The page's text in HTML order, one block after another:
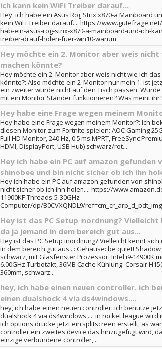
ich kann kein WiFi Treiber darauf...
Hey, ich habe ein Asus Rog Strix x870-a Mainboard
kein WiFi Treiber darauf...: https://
hab-ein-asus-rog-strix-x870-a-mainboard-und-ich-
treiber-drauf-holen-fuer-win10-warum
Hey möchte ein 2. Monitor aber weis nicht
machen könnte?
Hey möchte ein 2. Monitor aber weis nicht wie ich
könnte?: Also möchte ein 2. Monitor nur mein 1. ist
ein zweiter würde nicht auf den Tisch passen.
mit ein Monitor Ständer funktionieren? Was meint
Hey habe eine Frage wegen meinem
Hey habe eine Frage wegen meinem Monitor?: Ich
diesen Monitor zum Fortnite spielen: AOC Gaming
Full HD Monitor, 240 Hz, 0.5 ms MPRT, FreeSync
HDMI, DisplayPort, USB Hub) schwarz/rot...
Hey ich habe ein PC auf amazon gefunden
shinobee und bin nicht sicher ob ich ihn
Hey ich habe ein PC auf amazon gefunden von
nicht sicher ob ich ihn holen...: https://
11900KF-Threads-5-30GHz-
Computer/dp/B0CVXQNDL9/
Hey ist das PC Setup inordnung? Vielleicht
da ja jemand in dem bereich gut aus...
Hey ist das PC Setup inordnung? Vielleicht kennt sich
in dem bereich gut aus...: Gehäuse: be quiet! Shadow
schwarz, mit Glasfenster Prozessor: Intel i9-14900K
6.00GHz Turbotakt, 36MB Cache Kühlung: Corsair
360mm, schwarz...
hey, ich habe einen neuen controller. ich
einen dualshock 4 via ds4windows....
hey, ich habe einen neuen controller. ich benutze
dualshock 4 via ds4windows....: in rocket league wird
ich options drücke jetzt ein splitscreen erstellt, as
controller ein zweites device das hinzugefügt wird,
einzige verbundene controller,...